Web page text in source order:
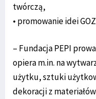
twórczą,
• promowanie idei
– Fundacja PEPI
opiera m.in. na
użytku, sztuki
dekoracji z